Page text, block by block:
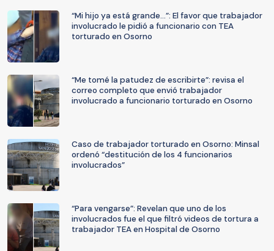
“Mi hijo ya está grande…”: El favor que trabajador
involucrado le pidió a funcionario con TEA
torturado en Osorno
“Me tomé la patudez de escribirte”: revisa el
correo completo que envió trabajador
involucrado a funcionario torturado en Osorno
Caso de trabajador torturado en Osorno: Minsal
ordenó “destitución de los 4 funcionarios
involucrados”
“Para vengarse”: Revelan que uno de los
involucrados fue el que filtró videos de tortura a
trabajador TEA en Hospital de Osorno